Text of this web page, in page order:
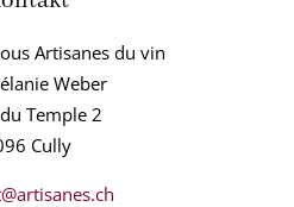
Artisanes du vin
Weber
Temple 2
Cully